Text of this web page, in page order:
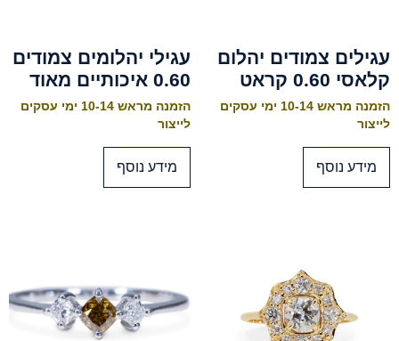
עגילים צמודים יהלום
קלאסי 0.60 קראט
הזמנה מראש 10-14 ימי עסקים
לייצור
מידע נוסף
עגילי יהלומים צמודים
0.60 איכותיים מאוד
הזמנה מראש 10-14 ימי עסקים
לייצור
מידע נוסף